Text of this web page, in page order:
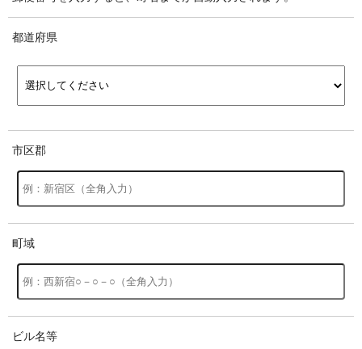
都道府県
市区郡
町域
ビル名等